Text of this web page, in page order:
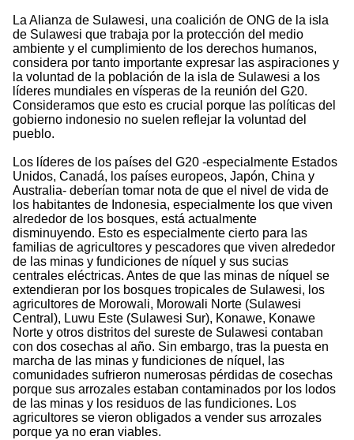
La Alianza de Sulawesi, una coalición de ONG de la isla
de Sulawesi que trabaja por la protección del medio
ambiente y el cumplimiento de los derechos humanos,
considera por tanto importante expresar las aspiraciones y
la voluntad de la población de la isla de Sulawesi a los
líderes mundiales en vísperas de la reunión del G20.
Consideramos que esto es crucial porque las políticas del
gobierno indonesio no suelen reflejar la voluntad del
pueblo.
Los líderes de los países del G20 -especialmente Estados
Unidos, Canadá, los países europeos, Japón, China y
Australia- deberían tomar nota de que el nivel de vida de
los habitantes de Indonesia, especialmente los que viven
alrededor de los bosques, está actualmente
disminuyendo. Esto es especialmente cierto para las
familias de agricultores y pescadores que viven alrededor
de las minas y fundiciones de níquel y sus sucias
centrales eléctricas. Antes de que las minas de níquel se
extendieran por los bosques tropicales de Sulawesi, los
agricultores de Morowali, Morowali Norte (Sulawesi
Central), Luwu Este (Sulawesi Sur), Konawe, Konawe
Norte y otros distritos del sureste de Sulawesi contaban
con dos cosechas al año. Sin embargo, tras la puesta en
marcha de las minas y fundiciones de níquel, las
comunidades sufrieron numerosas pérdidas de cosechas
porque sus arrozales estaban contaminados por los lodos
de las minas y los residuos de las fundiciones. Los
agricultores se vieron obligados a vender sus arrozales
porque ya no eran viables.